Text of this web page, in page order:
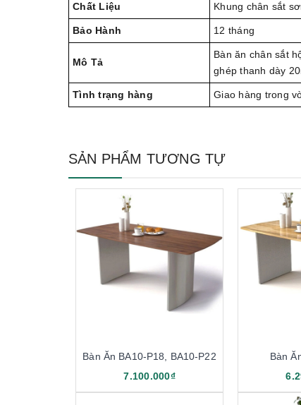
Chất Liệu Khung chân sắt
Bảo Hành 12 tháng
Mô Tả
Bàn ăn chân sắt
ghép thanh dày
Tình trạng hàng Giao hàng trong
SẢN PHẨM TƯƠNG TỰ
Bàn Ăn BA10-P18, BA10-P22
7.100.000₫
Bàn